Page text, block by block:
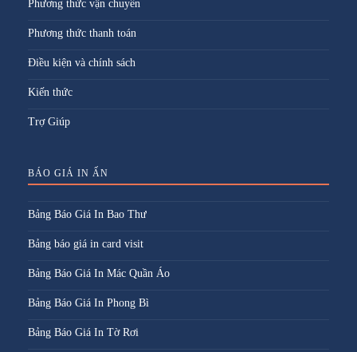
Phương thức vận chuyển
Phương thức thanh toán
Điều kiện và chính sách
Kiến thức
Trợ Giúp
BÁO GIÁ IN ẤN
Bảng Báo Giá In Bao Thư
Bảng báo giá in card visit
Bảng Báo Giá In Mác Quần Áo
Bảng Báo Giá In Phong Bì
Bảng Báo Giá In Tờ Rơi